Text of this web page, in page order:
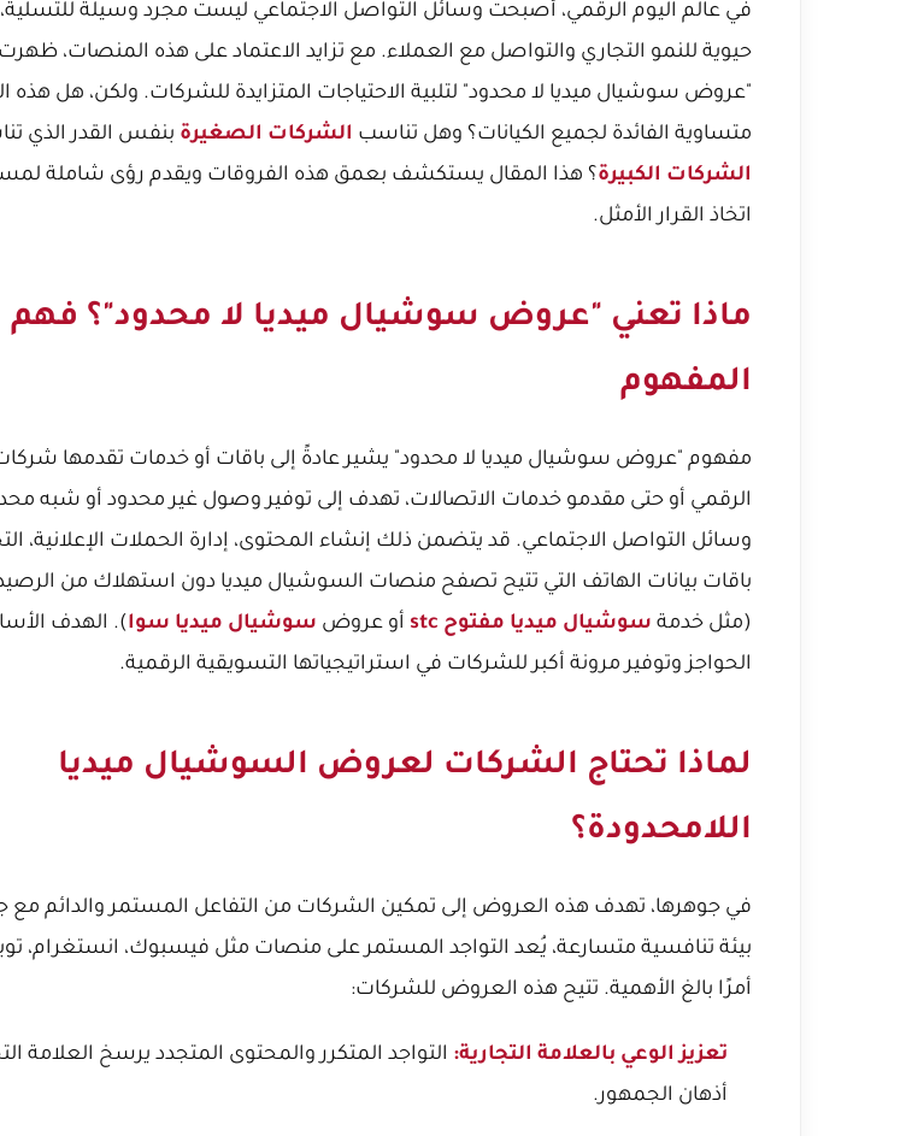
في عالم اليوم الرقمي، أصبحت وسائل التواصل الاجتماعي ليست مجرد وسيلة
حيوية للنمو التجاري والتواصل مع العملاء. مع تزايد الاعتماد على هذه المنصات،
"عروض سوشيال ميديا لا محدود" لتلبية الاحتياجات المتزايدة للشركات. ولكن، هل
متساوية الفائدة لجميع الكيانات؟ وهل تناسب الشركات الصغيرة بنفس القدر الذي
الشركات الكبيرة؟ هذا المقال يستكشف بعمق هذه الفروقات ويقدم رؤى شاملة
اتخاذ القرار الأمثل.
ماذا تعني "عروض سوشيال ميديا لا محدود"؟ فهم
المفهوم
مفهوم "عروض سوشيال ميديا لا محدود" يشير عادةً إلى باقات أو خدمات تقدمها
الرقمي أو حتى مقدمو خدمات الاتصالات، تهدف إلى توفير وصول غير محدود أو شبه
وسائل التواصل الاجتماعي. قد يتضمن ذلك إنشاء المحتوى، إدارة الحملات الإعلانية،
باقات بيانات الهاتف التي تتيح تصفح منصات السوشيال ميديا دون استهلاك من
(مثل خدمة سوشيال ميديا مفتوح stc أو عروض سوشيال ميديا سوا). الهدف
الحواجز وتوفير مرونة أكبر للشركات في استراتيجياتها التسويقية الرقمية.
لماذا تحتاج الشركات لعروض السوشيال ميديا
اللامحدودة؟
في جوهرها، تهدف هذه العروض إلى تمكين الشركات من التفاعل المستمر والدائم مع
بيئة تنافسية متسارعة، يُعد التواجد المستمر على منصات مثل فيسبوك، انستغرام،
أمرًا بالغ الأهمية. تتيح هذه العروض للشركات:
تعزيز الوعي بالعلامة التجارية: التواجد المتكرر والمحتوى المتجدد يرسخ العلامة
أذهان الجمهور.